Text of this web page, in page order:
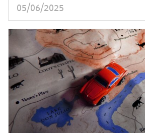
05/06/2025